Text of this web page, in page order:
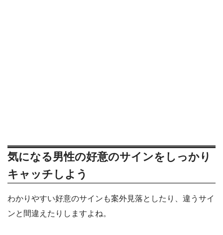
気になる男性の好意のサインをしっかり
キャッチしよう
わかりやすい好意のサインも案外見落としたり、違うサイ
ンと間違えたりしますよね。